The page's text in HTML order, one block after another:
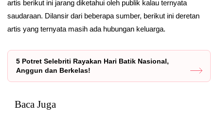
artis berikut ini jarang diketahui oleh publik kalau ternyata
saudaraan. Dilansir dari beberapa sumber, berikut ini deretan
artis yang ternyata masih ada hubungan keluarga.
5 Potret Selebriti Rayakan Hari Batik Nasional,
Anggun dan Berkelas!
Baca Juga